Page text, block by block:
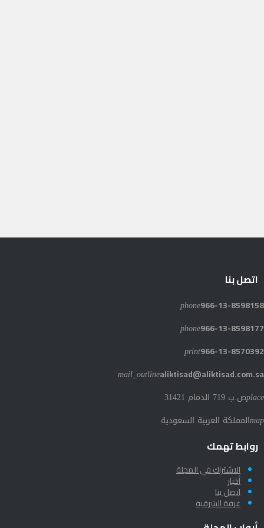
اتصل بنا
phone966-13-8598158
phone966-13-8598177
print966-13-8570392
mail_outlinealiktisad@aliktisad.com.sa
placeص.ب 719 الدمام 31421
mapالمملكة العربية السعودية
روابط تهمك
الاشتراك في المجلة
أخبار
اتصل بنا
غرفة الشرقية